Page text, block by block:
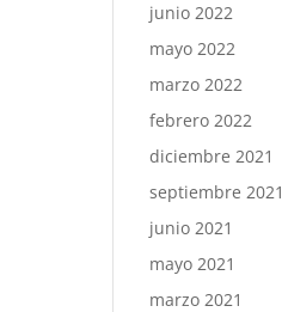
junio 2022
mayo 2022
marzo 2022
febrero 2022
diciembre 2021
septiembre 2021
junio 2021
mayo 2021
marzo 2021